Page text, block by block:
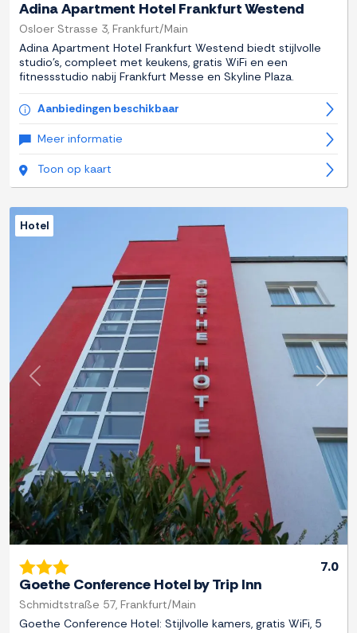
Adina Apartment Hotel Frankfurt Westend
Osloer Strasse 3, Frankfurt/Main
Adina Apartment Hotel Frankfurt Westend biedt stijlvolle
studio's, compleet met keukens, gratis WiFi en een
fitnessstudio nabij Frankfurt Messe en Skyline Plaza.
Aanbiedingen beschikbaar
Meer informatie
Toon op kaart
Previous Next
Hotel
7.0
Goethe Conference Hotel by Trip Inn
Schmidtstraße 57, Frankfurt/Main
Goethe Conference Hotel: Stijlvolle kamers, gratis WiFi, 5